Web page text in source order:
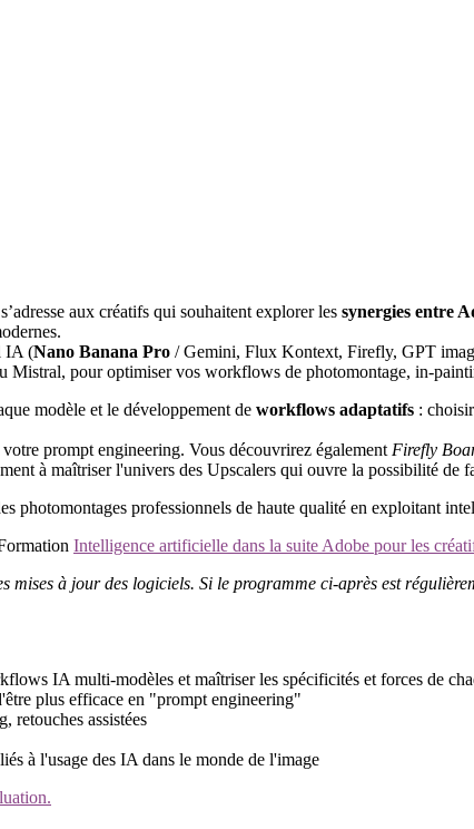
s’adresse aux créatifs qui souhaitent explorer les synergies entre
IA (Nano Banana Pro / Gemini, Flux Kontext, Firefly, GPT
pour optimiser vos workflows de photomontage, in-
modèle et le développement de workflows adaptatifs :
prompt engineering. Vous découvrirez égalementFirefly
à maîtriser l'univers des Upscalers qui ouvre la possibilité
photomontages professionnels de haute qualité en exploitant
Intelligence artificielle dans la suite Adobe pour les
mises à jour des logiciels. Si le programme ci-après est
IA multi-modèles et maîtriser les spécificités et forces de
plus efficace en "prompt engineering"
retouches assistées
à l'usage des IA dans le monde de l'image